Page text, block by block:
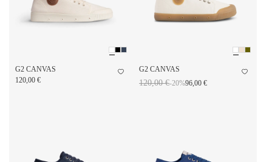
G2 CANVAS
120,00 €
G2 CANVAS
120,00 €-20%96,00 €